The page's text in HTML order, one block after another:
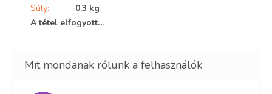
Súly:
0.3 kg
A tétel elfogyott…